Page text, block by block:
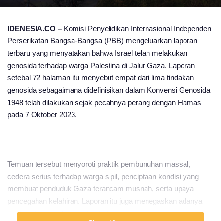
IDENESIA.CO – Komisi Penyelidikan Internasional Independen
Perserikatan Bangsa-Bangsa (PBB) mengeluarkan laporan
terbaru yang menyatakan bahwa Israel telah melakukan
genosida terhadap warga Palestina di Jalur Gaza. Laporan
setebal 72 halaman itu menyebut empat dari lima tindakan
genosida sebagaimana didefinisikan dalam Konvensi Genosida
1948 telah dilakukan sejak pecahnya perang dengan Hamas
pada 7 Oktober 2023.
Temuan tersebut menyoroti praktik pembunuhan massal,
cedera serius terhadap warga sipil, penciptaan kondisi yang
membuat penduduk Gaza terancam musnah, serta upaya
pencegahan kelahiran. Laporan itu juga menegaskan adanya
bukti niat genosida yang terlihat dari pernyataan para pemimpin